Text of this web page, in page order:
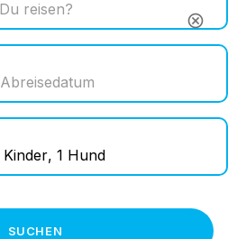
cancel
Abreisedatum
Kinder, 1 Hund
SUCHEN